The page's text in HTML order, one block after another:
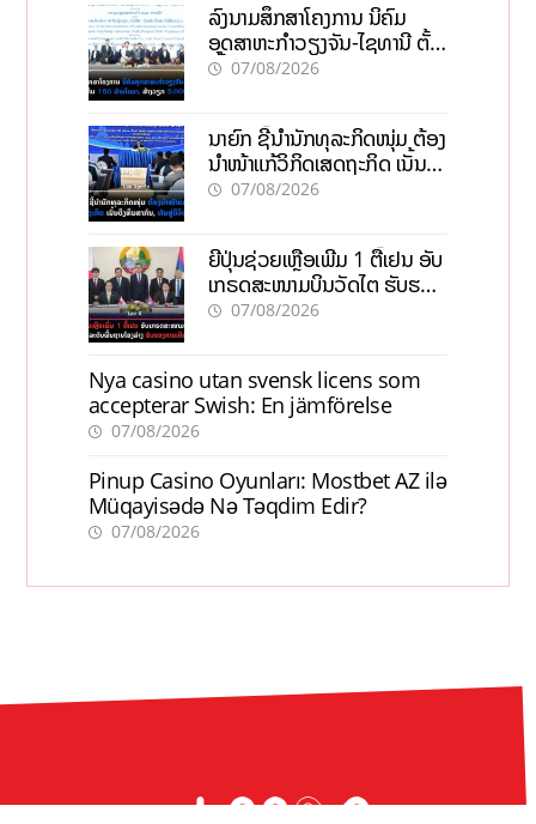
ລົງນາມສຶກສາໂຄງການ ນິຄົມ
ອຸດສາຫະກຳວຽງຈັນ-ໄຊທານີ ຕັ້ງ
ເປົ້າດຶງທຶນ 150 ລ້ານໂດລາ, ສ້າງ
07/08/2026
ນາຍົກ ຊີ້ນຳນັກທຸລະກິດໜຸ່ມ ຕ້ອງ
ນຳໜ້າແກ້ວິກິດເສດຖະກິດ ເນັ້ນດຶງ
ທຶນສາກົນ, ຫັນສູ່ດິຈິຕອນ
07/08/2026
ຍີ່ປຸ່ນຊ່ວຍເຫຼືອເພີ່ມ 1 ຕື້ເຢນ ອັບ
ເກຣດສະໜາມບິນວັດໄຕ ຮັບຮອງ
ການເຕີບໂຕ
07/08/2026
Nya casino utan svensk licens som
accepterar Swish: En jämförelse
07/08/2026
Pinup Casino Oyunları: Mostbet AZ ilə
Müqayisədə Nə Təqdim Edir?
07/08/2026